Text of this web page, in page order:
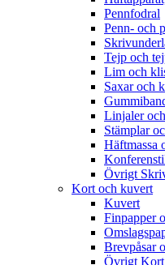
Pennfodral
Penn- och
Tejp och
Lim och
Saxar och
Linjaler
Stämplar
Häftmassa
Övrigt
Kort och kuvert
Kuvert
Finpapper
Brevpåsar
Övrigt